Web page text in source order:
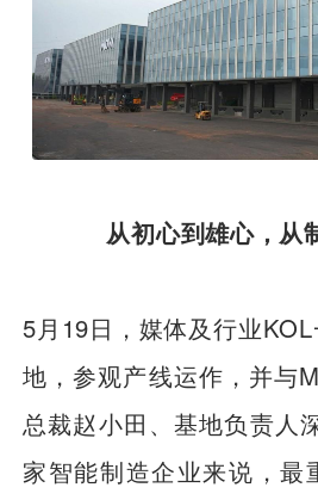
从初心到雄心，从
5月19日，媒体及行业
地，参观产线运作，并与
总裁赵小田、基地负责人
家智能制造企业来说，最